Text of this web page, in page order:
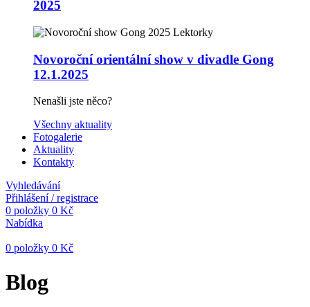
2025
Novoroční orientální show v divadle Gong
12.1.2025
Nenašli jste něco?
Všechny aktuality
Fotogalerie
Aktuality
Kontakty
Vyhledávání
Přihlášení / registrace
0 položky 0 Kč
Nabídka
0 položky 0 Kč
Blog